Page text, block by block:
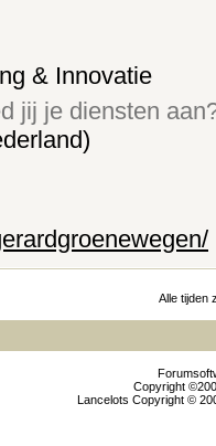
& Innovatie
jij je diensten
Alle tijden
Copyright
Lancelots Copyright ©